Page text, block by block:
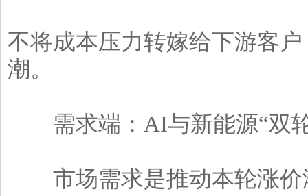
不将成本压力转嫁给下游客
潮。
需求端：AI与新能源“双轮
市场需求是推动本轮涨价